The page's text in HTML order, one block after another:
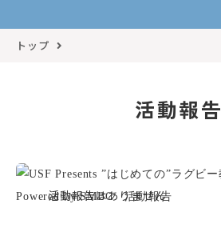
トップ
活動報告